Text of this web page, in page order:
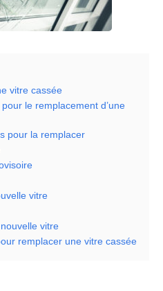
vitre cassée
le remplacement d’une
pour la remplacer
vitre
vitre
remplacer une vitre cassée